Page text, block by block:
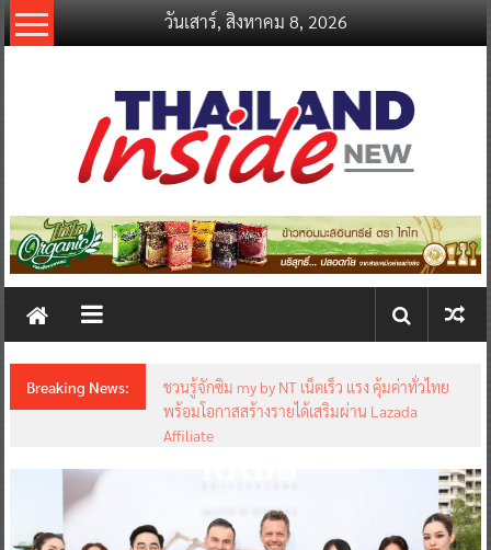
Skip
to
วันเสาร์, สิงหาคม 8, 2026
thailandinsidenew.com
Thailand
New
Breaking News:
ชวนรู้จักซิม my by NT เน็ตเร็ว แรง คุ้มค่าทั่วไทย
พร้อมโอกาสสร้างรายได้เสริมผ่าน Lazada
Affiliate